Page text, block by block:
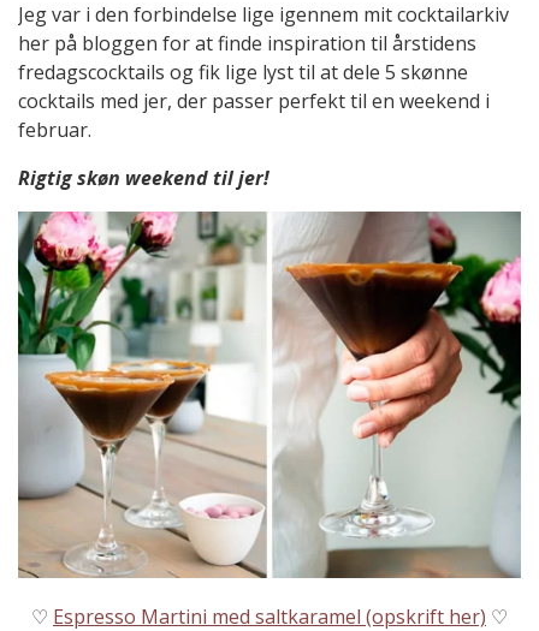
Jeg var i den forbindelse lige igennem mit cocktailarkiv
her på bloggen for at finde inspiration til årstidens
fredagscocktails og fik lige lyst til at dele 5 skønne
cocktails med jer, der passer perfekt til en weekend i
februar.
Rigtig skøn weekend til jer!
♡ Espresso Martini med saltkaramel (opskrift her) ♡